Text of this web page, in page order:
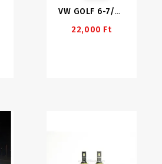
VW GOLF 6-7/TIGUAN 2fl/ Touran 2/3 H7 LED
22,000 Ft